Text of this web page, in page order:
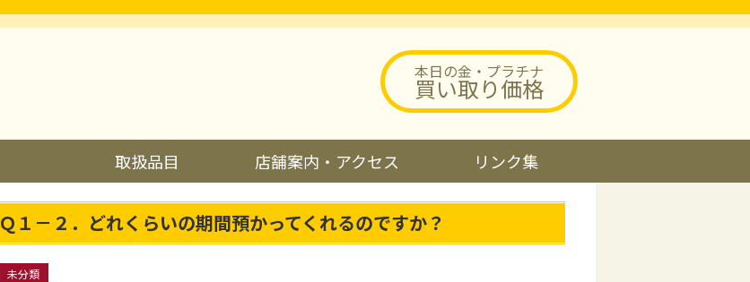
本日の金・プラチナ
買い取り価格
取扱品目 店舗案内・アクセス リンク集
Ｑ１－２．どれくらいの期間預かってくれるのですか？
未分類